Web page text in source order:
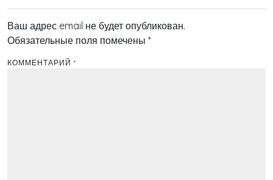
Ваш адрес email не будет опубликован.
Обязательные поля помечены *
КОММЕНТАРИЙ *